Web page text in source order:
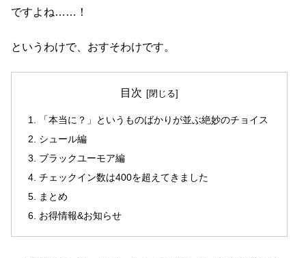
ですよね……！
というわけで、おすそわけです。
目次
「本当に？」というものばかりが並ぶ絶妙のチョイス
シュール編
ブラックユーモア編
チェックイン数は400を超えてきました
まとめ
お得情報&お知らせ